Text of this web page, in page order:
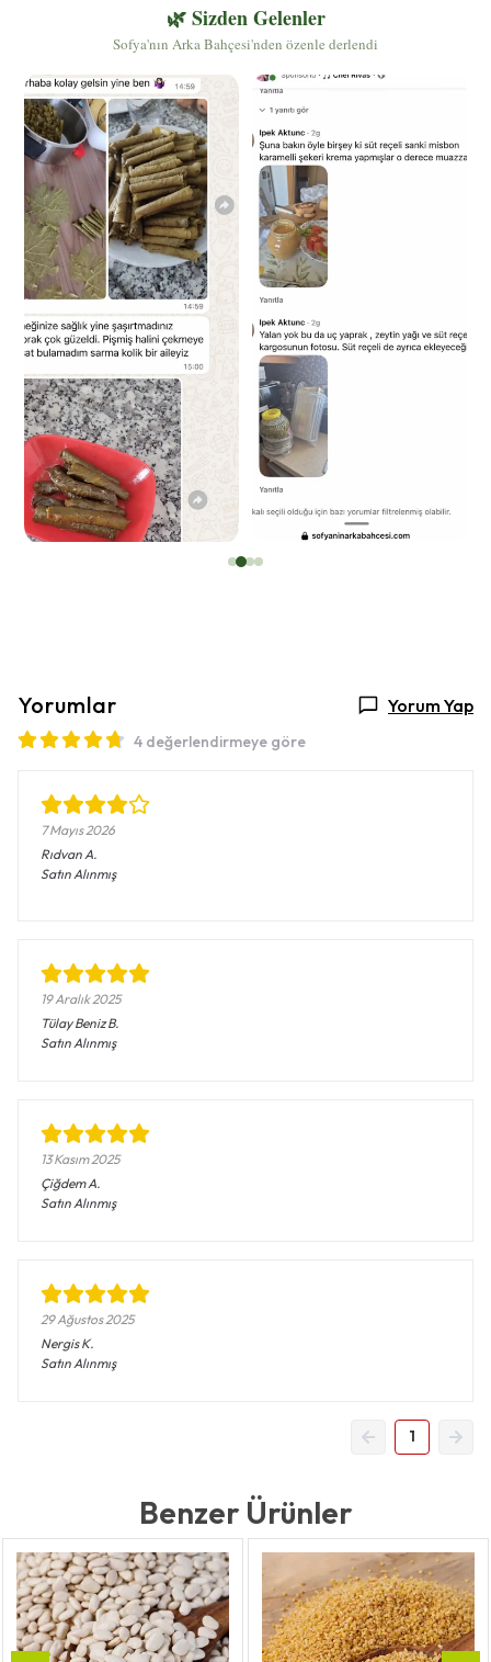
🌿 Sizden Gelenler
Sofya'nın Arka Bahçesi'nden özenle derlendi
Yorumlar Yorum Yap
4 değerlendirmeye göre
7 Mayıs 2026
Rıdvan A.
Satın Alınmış
19 Aralık 2025
Tülay Beniz B.
Satın Alınmış
13 Kasım 2025
Çiğdem A.
Satın Alınmış
29 Ağustos 2025
Nergis K.
Satın Alınmış
1
Benzer Ürünler